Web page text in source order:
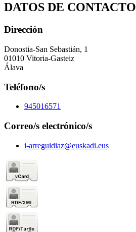
DATOS DE CONTACTO
Dirección
Donostia-San Sebastián, 1
01010 Vitoria-Gasteiz
Álava
Teléfono/s
945016571
Correo/s electrónico/s
i-arreguidiaz@euskadi.eus